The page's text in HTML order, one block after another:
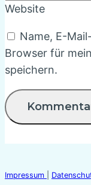
Website
Name, E-
Browser für
speichern.
Impressum